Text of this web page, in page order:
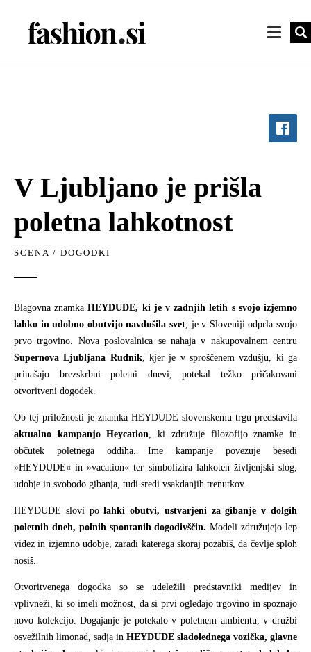
V Ljubljano je prišla
poletna lahkotnost
SCENA / DOGODKI
Blagovna znamkaHEYDUDE, ki je v zadnjih letih s svojo izjemno
lahko in udobno obutvijo navdušila svet, je v Sloveniji odprla svojo
prvo trgovino. Nova poslovalnica se nahaja v nakupovalnem centru
Supernova Ljubljana Rudnik, kjer je v sproščenem vzdušju, ki ga
prinašajo brezskrbni poletni dnevi, potekal težko pričakovani
otvoritveni dogodek.
Ob tej priložnosti je znamka HEYDUDE slovenskemu trgu predstavila
aktualno kampanjo Heycation, ki združuje filozofijo znamke in
občutek poletnega oddiha. Ime kampanje povezuje besedi
»HEYDUDE« in »vacation« ter simbolizira lahkoten življenjski slog,
udobje in svobodo gibanja, tudi sredi vsakdanjih trenutkov.
HEYDUDE slovi polahki obutvi, ustvarjeni za gibanje v dolgih
poletnih dneh, polnih spontanih dogodivščin.Modeli združujejo lep
videz in izjemno udobje, zaradi katerega skoraj pozabiš, da čevlje sploh
nosiš.
Otvoritvenega dogodka so se udeležili predstavniki medijev in
vplivneži, ki so imeli možnost, da si prvi ogledajo trgovino in spoznajo
novo kolekcijo. Dogajanje je potekalo v poletnem ambientu, v družbi
osvežilnih limonad, sadja in HEYDUDE sladolednega vozička, glavne